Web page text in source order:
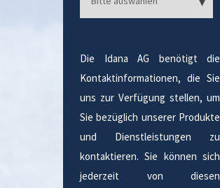
Die Idana AG benötigt die
Kontaktinformationen, die Sie
uns zur Verfügung stellen, um
Sie bezüglich unserer Produkte
und Dienstleistungen zu
kontaktieren. Sie können sich
jederzeit von diesen